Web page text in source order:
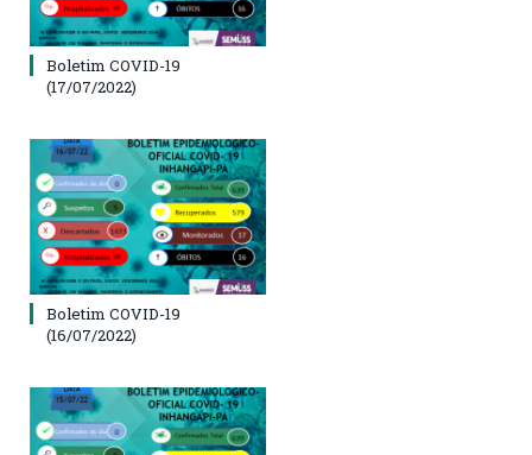
Boletim COVID-19
(17/07/2022)
Boletim COVID-19
(16/07/2022)